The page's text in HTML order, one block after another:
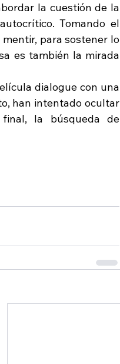
la cuestión de la
Tomando el
para sostener lo
es también la mirada
dialogue con una
han intentado ocultar
la búsqueda de